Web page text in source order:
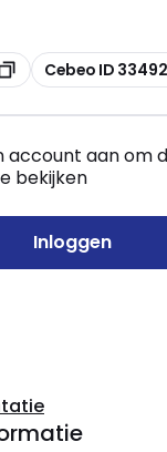
Kopiëren
Cebeo ID
account aan om
bekijken
Inloggen